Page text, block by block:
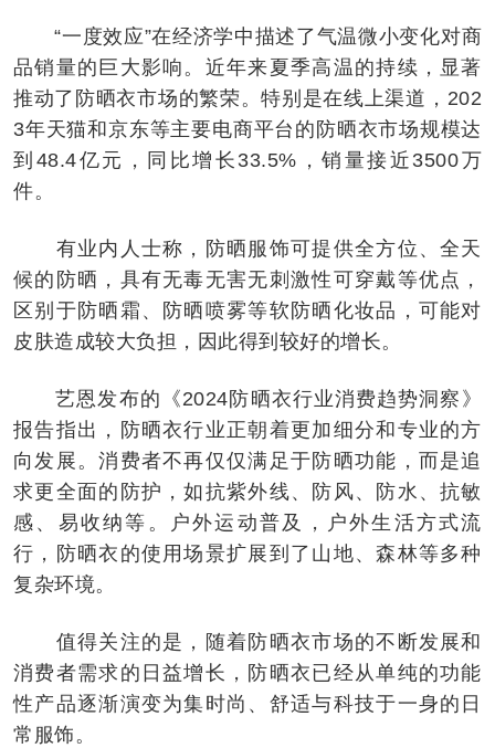
“一度效应”在经济学中描述了气温微小变化对商
品销量的巨大影响。近年来夏季高温的持续，显著
推动了防晒衣市场的繁荣。特别是在线上渠道，202
3年天猫和京东等主要电商平台的防晒衣市场规模达
到48.4亿元，同比增长33.5%，销量接近3500万
件。
有业内人士称，防晒服饰可提供全方位、全天
候的防晒，具有无毒无害无刺激性可穿戴等优点，
区别于防晒霜、防晒喷雾等软防晒化妆品，可能对
皮肤造成较大负担，因此得到较好的增长。
艺恩发布的《2024防晒衣行业消费趋势洞察》
报告指出，防晒衣行业正朝着更加细分和专业的方
向发展。消费者不再仅仅满足于防晒功能，而是追
求更全面的防护，如抗紫外线、防风、防水、抗敏
感、易收纳等。户外运动普及，户外生活方式流
行，防晒衣的使用场景扩展到了山地、森林等多种
复杂环境。
值得关注的是，随着防晒衣市场的不断发展和
消费者需求的日益增长，防晒衣已经从单纯的功能
性产品逐渐演变为集时尚、舒适与科技于一身的日
常服饰。